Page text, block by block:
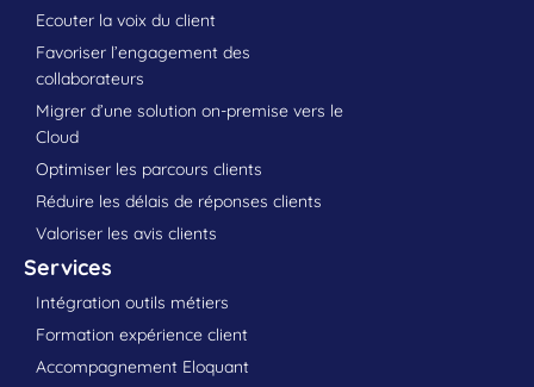
Ecouter la voix du client
Favoriser l’engagement des
collaborateurs
Migrer d’une solution on-premise vers le
Cloud
Optimiser les parcours clients
Réduire les délais de réponses clients
Valoriser les avis clients
Services
Intégration outils métiers
Formation expérience client
Accompagnement Eloquant